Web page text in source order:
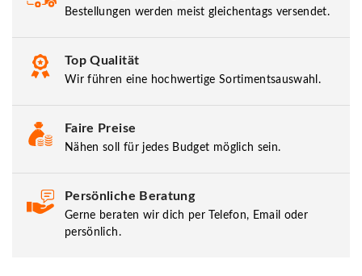
Bestellungen werden meist gleichentags versendet.
Top Qualität
Wir führen eine hochwertige Sortimentsauswahl.
Faire Preise
Nähen soll für jedes Budget möglich sein.
Persönliche Beratung
Gerne beraten wir dich per Telefon, Email oder
persönlich.